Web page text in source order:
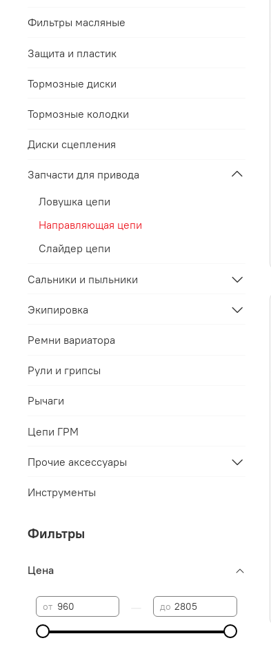
Фильтры масляные
Защита и пластик
Тормозные диски
Тормозные колодки
Диски сцепления
Запчасти для привода
Ловушка цепи
Направляющая цепи
Слайдер цепи
Сальники и пыльники
Экипировка
Ремни вариатора
Рули и грипсы
Рычаги
Цепи ГРМ
Прочие аксессуары
Инструменты
Фильтры
Цена
от до